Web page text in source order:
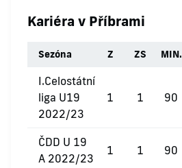
Kariéra v Příbrami
Sezóna Z ZS MIN.
I.Celostátní
liga U19
2022/23
1 1 90
ČDD U 19
A 2022/23
1 1 90